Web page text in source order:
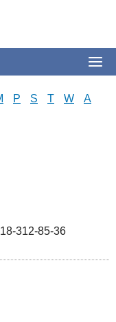
P S T W
А
312-85-36